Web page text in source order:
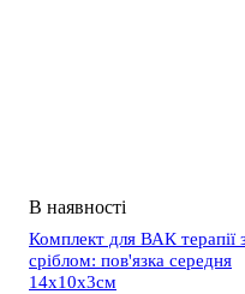
Комплект для ВАК терапії
сріблом: пов'язка середня
14х10х3см